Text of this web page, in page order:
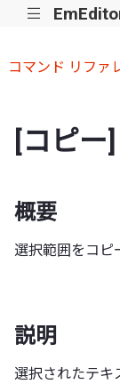
|||
コマンド リファ
[コピー
概要
選択範囲をコピ
説明
選択されたテキ